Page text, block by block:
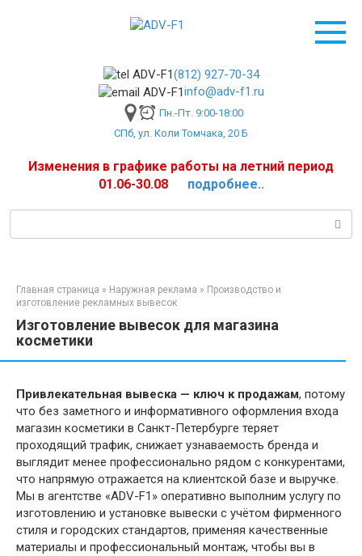
(812) 927-70-34
info@adv-f1.ru
Пн.-Пт. 9:00-18:00
СПб, ул. Коли Томчака, 20 Б
Изменения в графике работы на летний период
01.06-30.08 подробнее..
Поиск:
Главная страница » Наружная реклама » Производство и
изготовление рекламных вывесок
Изготовление вывесок для магазина
косметики
Привлекательная вывеска — ключ к продажам, потому
что без заметного и информативного оформления входа
магазин косметики в Санкт-Петербурге теряет
проходящий трафик, снижает узнаваемость бренда и
выглядит менее профессионально рядом с конкурентами,
что напрямую отражается на клиентской базе и выручке.
Мы в агентстве «ADV-F1» оперативно выполним услугу по
изготовлению и установке вывески с учётом фирменного
стиля и городских стандартов, применяя качественные
материалы и профессиональный монтаж, чтобы вы в